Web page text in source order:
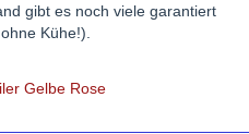
gibt es noch viele garantiert
Kühe!).